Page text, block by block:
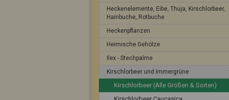
Heckenelemente, Eibe, Thuja, Kirschlorbeer,
Hainbuche, Rotbuche
Heckenpflanzen
Heimische Gehölze
Ilex - Stechpalme
Kirschlorbeer und Immergrüne
Kirschlorbeer (Alle Größen & Sorten)